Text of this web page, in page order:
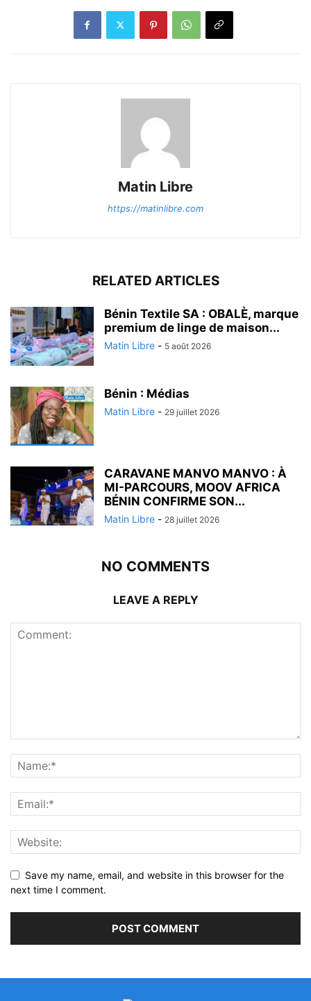
Matin Libre
https://matinlibre.com
RELATED ARTICLES
Bénin Textile SA : OBALÈ, marque
premium de linge de maison...
Matin Libre - 5 août 2026
Bénin : Médias
Matin Libre - 29 juillet 2026
CARAVANE MANVO MANVO : À
MI-PARCOURS, MOOV AFRICA
BÉNIN CONFIRME SON...
Matin Libre - 28 juillet 2026
NO COMMENTS
LEAVE A REPLY
Save my name, email, and website in this browser for the
next time I comment.